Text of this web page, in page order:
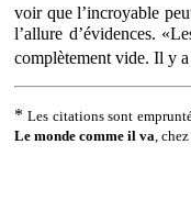
voir que l’incroyable
l’allure d’évidences.
complètement vide. Il y a
*Les citations sont
Le monde comme il va,